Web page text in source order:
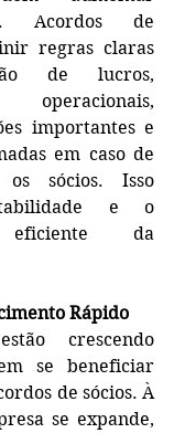
Acordos de
regras claras
de lucros,
operacionais,
importantes e
em caso de
os sócios. Isso
e o
eficiente da
Rápido
crescendo
se beneficiar
de sócios. À
se expande,